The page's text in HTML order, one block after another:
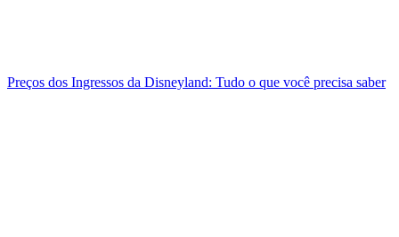
Preços dos Ingressos da Disneyland: Tudo o que você precisa saber